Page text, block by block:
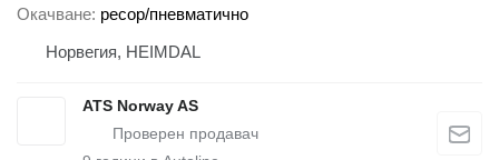
Окачване ресор/пневматично
Норвегия, HEIMDAL
ATS Norway AS